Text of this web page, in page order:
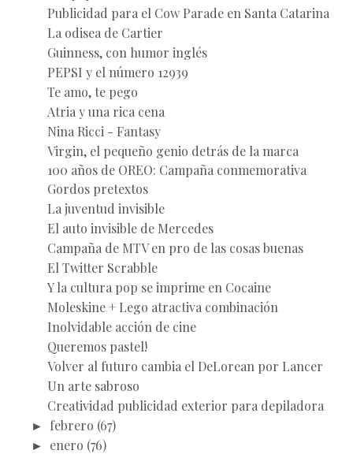
Publicidad para el Cow Parade en Santa Catarina
La odisea de Cartier
Guinness, con humor inglés
PEPSI y el número 12939
Te amo, te pego
Atria y una rica cena
Nina Ricci - Fantasy
Virgin, el pequeño genio detrás de la marca
100 años de OREO: Campaña conmemorativa
Gordos pretextos
La juventud invisible
El auto invisible de Mercedes
Campaña de MTV en pro de las cosas buenas
El Twitter Scrabble
Y la cultura pop se imprime en Cocaine
Moleskine + Lego atractiva combinación
Inolvidable acción de cine
Queremos pastel!
Volver al futuro cambia el DeLorean por Lancer
Un arte sabroso
Creatividad publicidad exterior para depiladora
► febrero (67)
► enero (76)